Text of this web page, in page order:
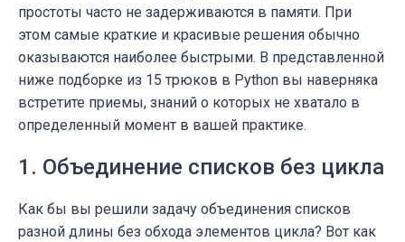
простоты часто не задерживаются в памяти. При
этом самые краткие и красивые решения обычно
оказываются наиболее быстрыми. В представленной
ниже подборке из 15 трюков в Python вы наверняка
встретите приемы, знаний о которых не хватало в
определенный момент в вашей практике.
1. Объединение списков без цикла
Как бы вы решили задачу объединения списков
разной длины без обхода элементов цикла? Вот как